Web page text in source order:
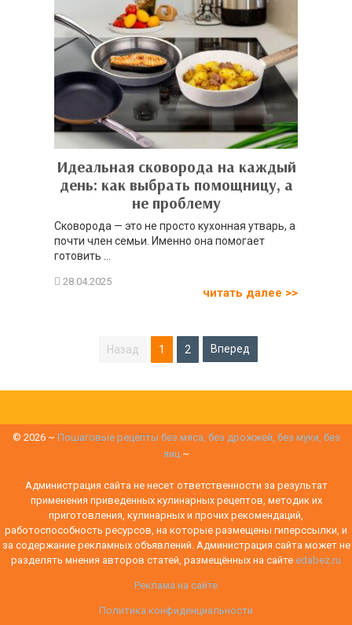
Идеальная сковорода на каждый
день: как выбрать помощницу, а
не проблему
Сковорода — это не просто кухонная утварь, а
почти член семьи. Именно она помогает
готовить ...
читать далее >>
1 2 Вперед
© 2026~ Пошаговые рецепты без мяса, без дрожжей, без муки, без
яиц~
Администрация сайта не несет ответственности за результат
применения приведенных кулинарных рецептов, методик их
приготовления, кулинарных и прочих рекомендаций,
работоспособность ресурсов, на которые размещены гиперссылки, и
за содержание рекламных объявлений. Администрация сайта может не
разделять мнения авторов статей, размещённых на сайте edabez.ru
Реклама на сайте
Политика конфиденциальности